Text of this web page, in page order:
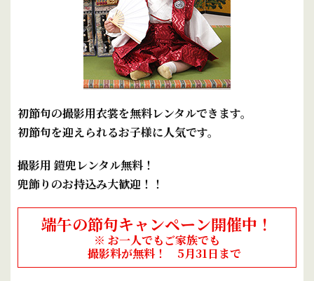
初節句の撮影用衣裳を無料レンタルできます。
初節句を迎えられるお子様に人気です。
撮影用 鎧兜レンタル無料！
兜飾りのお持込み大歓迎！！
端午の節句キャンペーン開催中！
※ お一人でもご家族でも
撮影料が無料！ 5月31日まで